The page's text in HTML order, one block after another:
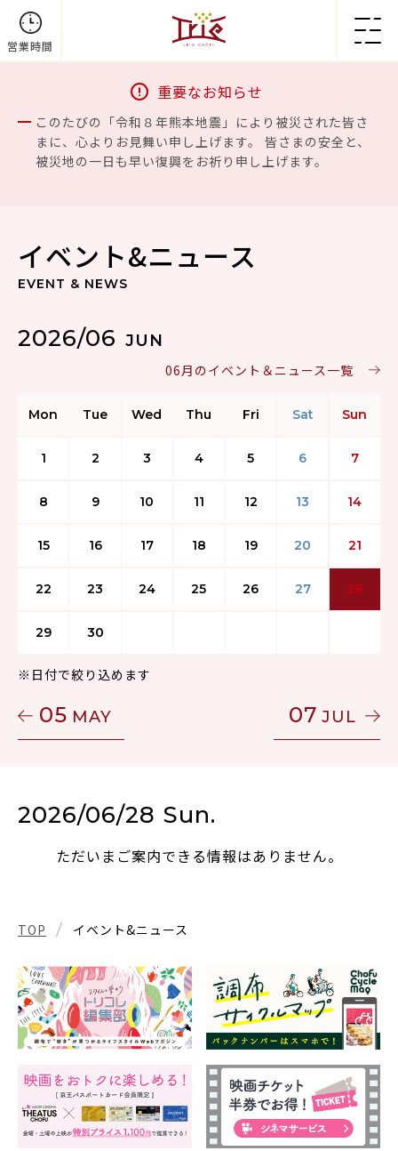
営業時間
重要なお知らせ
このたびの「令和８年熊本地震」により被災された皆さ
まに、心よりお見舞い申し上げます。 皆さまの安全と、
被災地の一日も早い復興をお祈り申し上げます。
イベント&ニュース
EVENT & NEWS
05 MAY
2026/06 JUN
06月のイベント＆ニュース一覧
Mon Tue Wed Thu Fri Sat Sun
1 2 3 4 5 6 7
8 9 10 11 12 13 14
15 16 17 18 19 20 21
22 23 24 25 26 27 28
29 30
※日付で絞り込めます
07 JUL
2026/06/28 Sun.
ただいまご案内できる情報はありません。
TOP イベント&ニュース